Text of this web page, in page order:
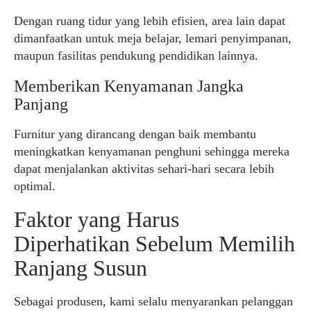
Dengan ruang tidur yang lebih efisien, area lain dapat
dimanfaatkan untuk meja belajar, lemari penyimpanan,
maupun fasilitas pendukung pendidikan lainnya.
Memberikan Kenyamanan Jangka
Panjang
Furnitur yang dirancang dengan baik membantu
meningkatkan kenyamanan penghuni sehingga mereka
dapat menjalankan aktivitas sehari-hari secara lebih
optimal.
Faktor yang Harus
Diperhatikan Sebelum Memilih
Ranjang Susun
Sebagai produsen, kami selalu menyarankan pelanggan